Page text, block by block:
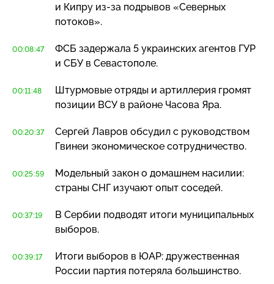
и Кипру из-за подрывов «Северных
потоков».
00:08:47
ФСБ задержала 5 украинских агентов ГУР
и СБУ в Севастополе.
00:11:48
Штурмовые отряды и артиллерия громят
позиции ВСУ в районе Часова Яра.
00:20:37
Сергей Лавров обсудил с руководством
Гвинеи экономическое сотрудничество.
00:25:59
Модельный закон о домашнем насилии:
страны СНГ изучают опыт соседей.
00:37:19
В Сербии подводят итоги муниципальных
выборов.
00:39:17
Итоги выборов в ЮАР: дружественная
России партия потеряла большинство.